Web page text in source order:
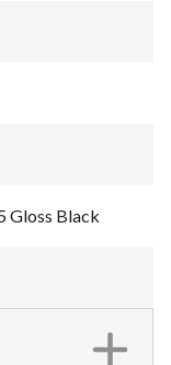
Gloss Black